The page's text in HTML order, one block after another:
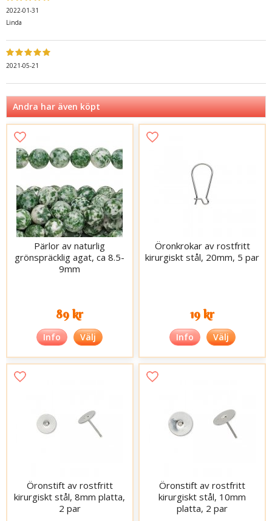
2022-01-31
Linda
2021-05-21
Andra har även köpt
Pärlor av naturlig
grönspräcklig agat, ca 8.5-
9mm
89 kr
Info Välj
Öronkrokar av rostfritt
kirurgiskt stål, 20mm, 5 par
19 kr
Info Välj
Öronstift av rostfritt
kirurgiskt stål, 8mm platta,
2 par
Öronstift av rostfritt
kirurgiskt stål, 10mm
platta, 2 par